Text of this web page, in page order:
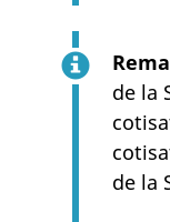
de la
de la